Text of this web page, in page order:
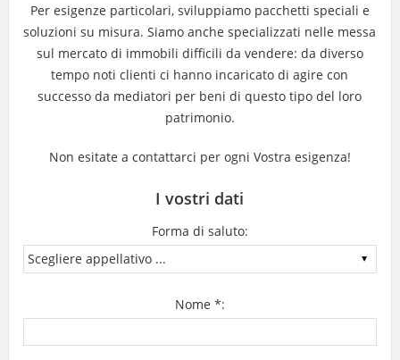
Per esigenze particolari, sviluppiamo pacchetti speciali e
soluzioni su misura. Siamo anche specializzati nelle messa
sul mercato di immobili difficili da vendere: da diverso
tempo noti clienti ci hanno incaricato di agire con
successo da mediatori per beni di questo tipo del loro
patrimonio.
Non esitate a contattarci per ogni Vostra esigenza!
I vostri dati
Forma di saluto:
Nome *: